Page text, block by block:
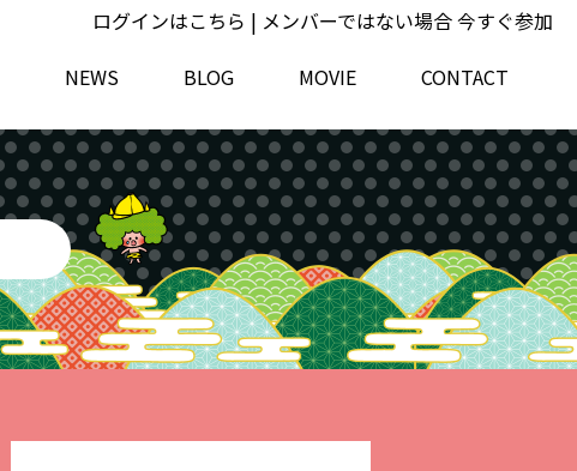
ログインはこちら | メンバーではない場合今すぐ参加
NEWS BLOG MOVIE CONTACT